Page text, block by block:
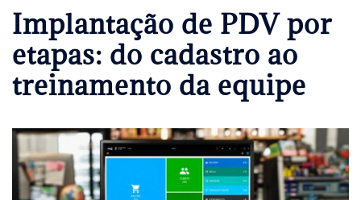
Implantação de PDV por
etapas: do cadastro ao
treinamento da equipe